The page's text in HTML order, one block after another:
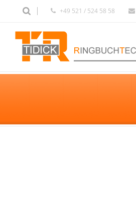
+49 521 / 524 58 58